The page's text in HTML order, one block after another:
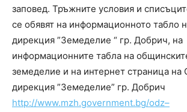
заповед. Тръжните условия и
се обявят на информационното табло
дирекция ”Земеделие “ гр. Добрич, на
информационните табла на
земеделие и на интернет страница на
дирекция ”Земеделие” гр. Добрич
http://www.mzh.government.bg/odz–